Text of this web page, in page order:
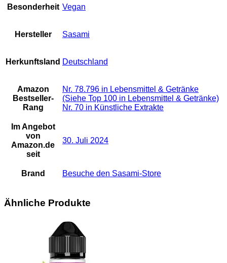
Besonderheit ‎Vegan
Hersteller ‎Sasami
Herkunftsland ‎Deutschland
Amazon
Bestseller-
Rang
Nr. 78.796 in Lebensmittel & Getränke
(Siehe Top 100 in Lebensmittel & Getränke)
Nr. 70 in Künstliche Extrakte
Im Angebot
von
Amazon.de
seit
30. Juli 2024
Brand Besuche den Sasami-Store
Ähnliche Produkte